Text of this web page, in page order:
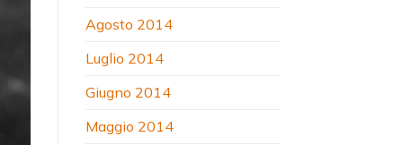
Agosto 2014
Luglio 2014
Giugno 2014
Maggio 2014